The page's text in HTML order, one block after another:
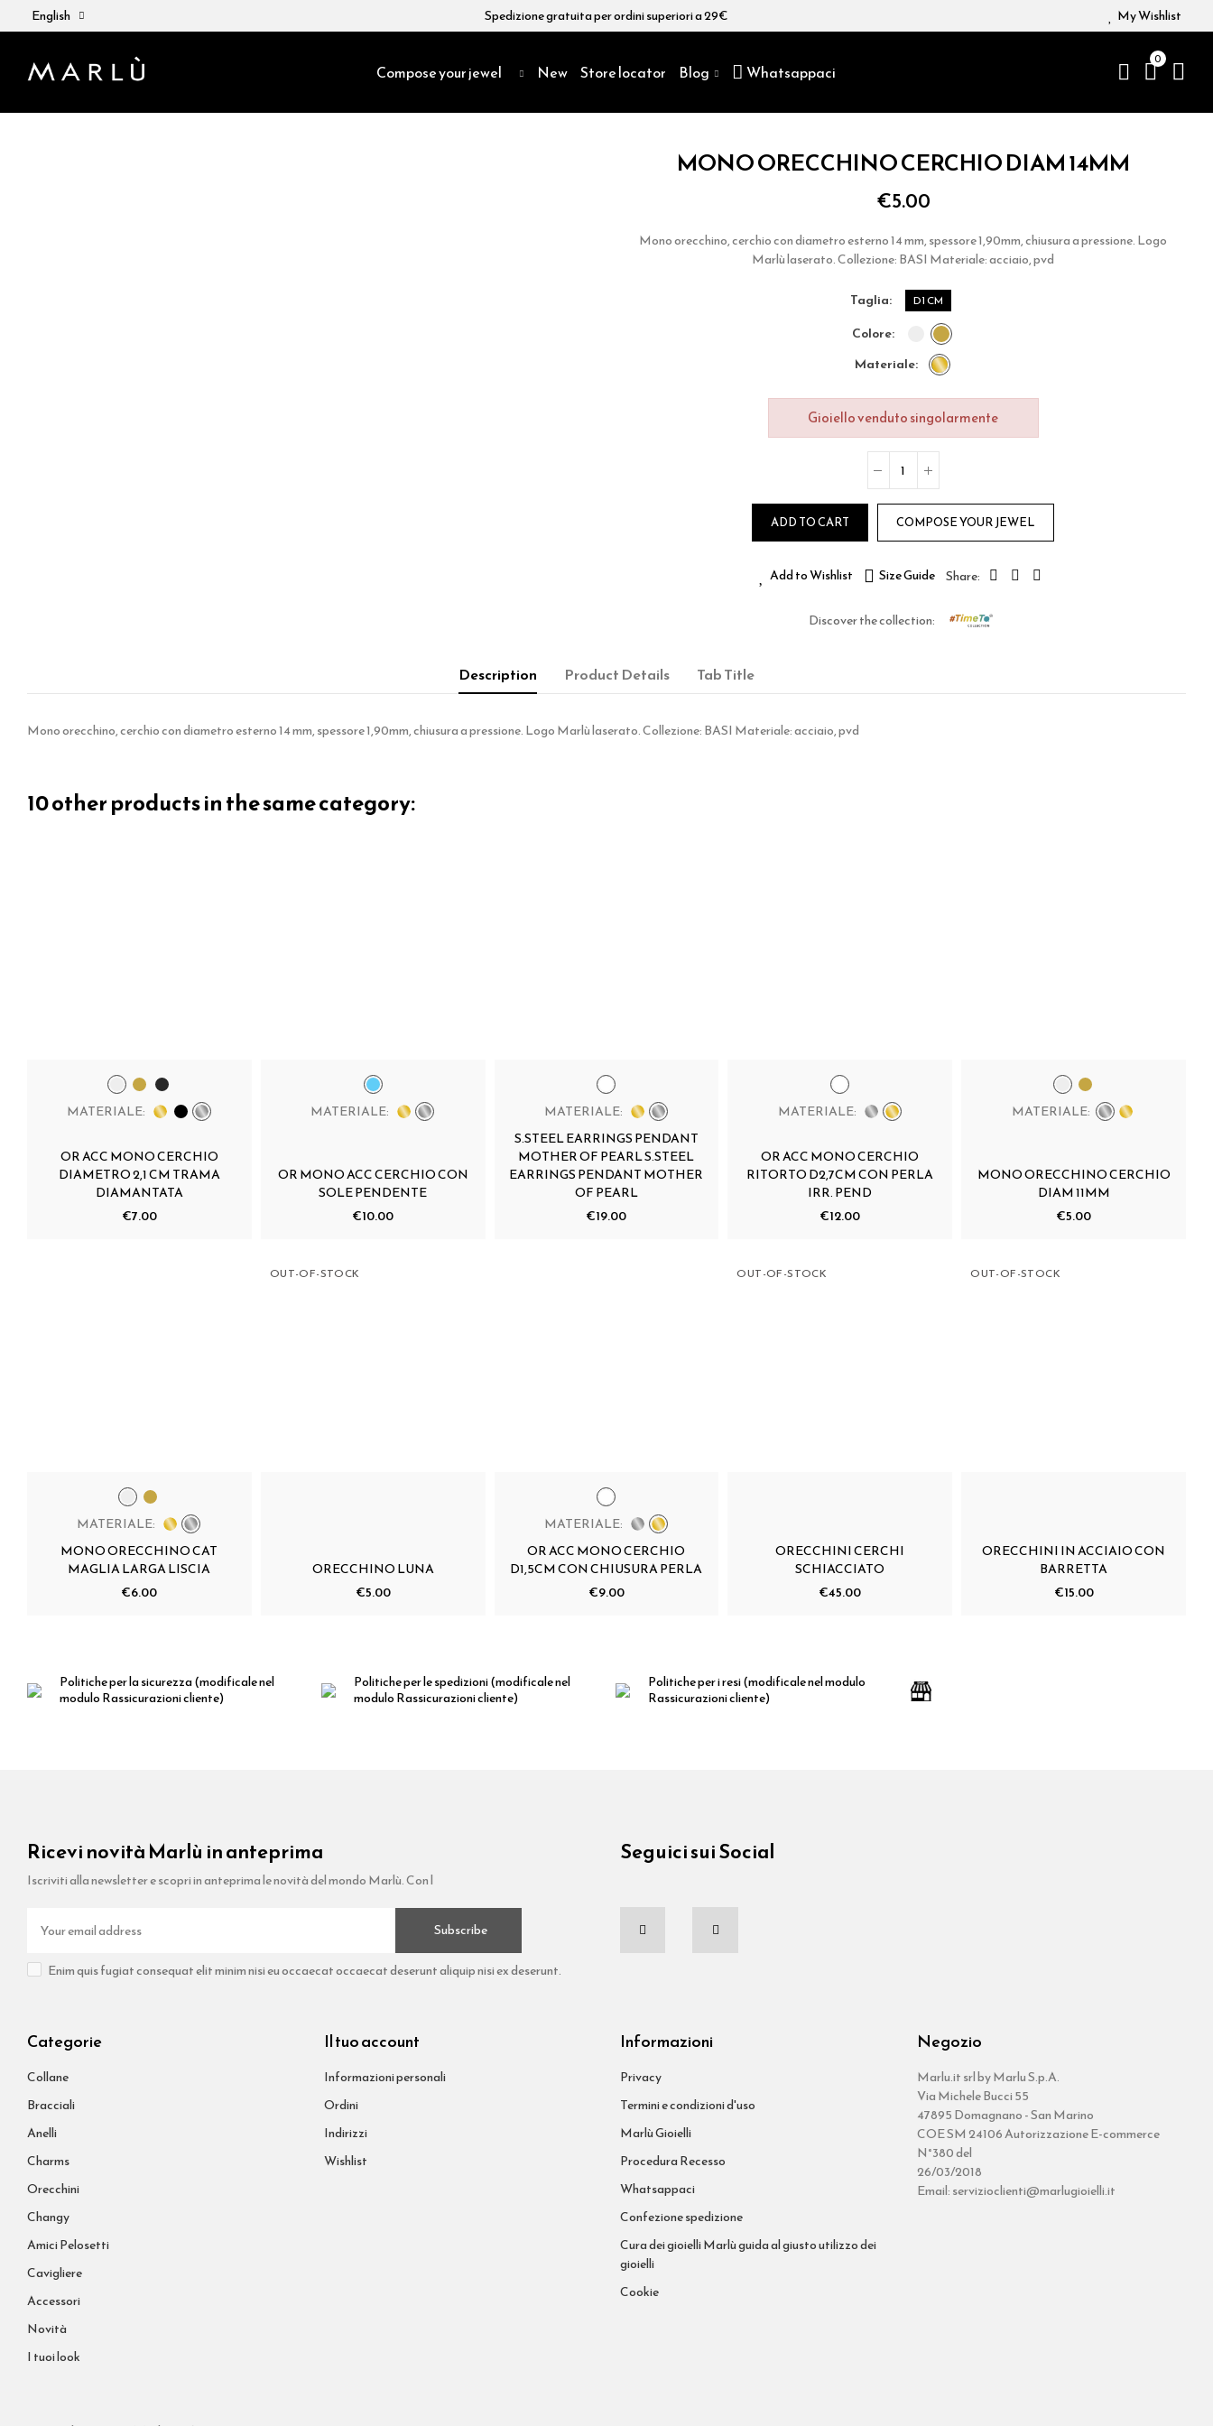
English Spedizione gratuita per ordini superiori a 29€ My Wishlist
Compose your jewel New Store locator Blog Whatsappaci
0
MONO ORECCHINO CERCHIO DIAM 14MM
€5.00
Mono orecchino, cerchio con diametro esterno 14 mm, spessore 1,90mm, chiusura a pressione. Logo
Marlù laserato. Collezione: BASI Materiale: acciaio, pvd
taglia D1 CM
colore
materiale
Gioiello venduto singolarmente
ADD TO CART COMPOSE YOUR JEWEL
Add to Wishlist Size Guide
Discover the collection:
Description Product Details Tab Title
Mono orecchino, cerchio con diametro esterno 14 mm, spessore 1,90mm, chiusura a pressione. Logo Marlù laserato. Collezione: BASI Materiale: acciaio, pvd
10 other products in the same category:
MATERIALE:
OR ACC MONO CERCHIO
DIAMETRO 2,1 CM TRAMA
DIAMANTATA
€7.00
MATERIALE:
OR MONO ACC CERCHIO CON
SOLE PENDENTE
€10.00
MATERIALE:
S.STEEL EARRINGS PENDANT
MOTHER OF PEARL S.STEEL
EARRINGS PENDANT MOTHER
OF PEARL
€19.00
MATERIALE:
OR ACC MONO CERCHIO
RITORTO D2,7CM CON PERLA
IRR. PEND
€12.00
MATERIALE:
MONO ORECCHINO CERCHIO
DIAM 11MM
€5.00
MATERIALE:
MONO ORECCHINO CAT
MAGLIA LARGA LISCIA
€6.00
OUT-OF-STOCK
ORECCHINO LUNA
€5.00
MATERIALE:
OR ACC MONO CERCHIO
D1,5CM CON CHIUSURA PERLA
€9.00
OUT-OF-STOCK
ORECCHINI CERCHI
SCHIACCIATO
€45.00
OUT-OF-STOCK
ORECCHINI IN ACCIAIO CON
BARRETTA
€15.00
Politiche per la sicurezza(modificale nel
modulo Rassicurazioni cliente)
Politiche per le spedizioni(modificale nel
modulo Rassicurazioni cliente)
Politiche per i resi(modificale nel modulo
Rassicurazioni cliente)
Ricevi novità Marlù in anteprima
Iscriviti alla newsletter e scopri in anteprima le novità del mondo Marlù. Con l
Subscribe
Enim quis fugiat consequat elit minim nisi eu occaecat occaecat deserunt aliquip nisi ex deserunt.
Seguici sui Social
Categorie
Collane
Bracciali
Anelli
Charms
Orecchini
Changy
Amici Pelosetti
Cavigliere
Accessori
Novità
I tuoi look
Il tuo account
Informazioni personali
Ordini
Indirizzi
Wishlist
Informazioni
Privacy
Termini e condizioni d'uso
Marlù Gioielli
Procedura Recesso
Whatsappaci
Confezione spedizione
Cura dei gioielli Marlù guida al giusto utilizzo dei
gioielli
Cookie
Negozio
Marlu.it srl by Marlu S.p.A.
Via Michele Bucci 55
47895 Domagnano - San Marino
COE SM 24106 Autorizzazione E-commerce
N°380 del
26/03/2018
Email: servizioclienti@marlugioielli.it